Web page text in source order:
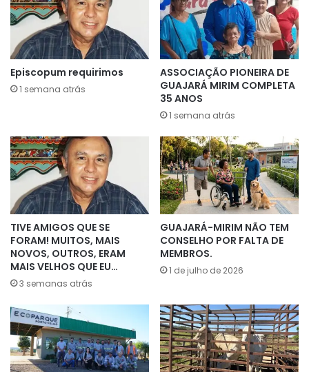
Episcopum requirimos
1 semana atrás
ASSOCIAÇÃO PIONEIRA DE
GUAJARÁ MIRIM COMPLETA
35 ANOS
1 semana atrás
TIVE AMIGOS QUE SE
FORAM! MUITOS, MAIS
NOVOS, OUTROS, ERAM
MAIS VELHOS QUE EU…
3 semanas atrás
GUAJARÁ-MIRIM NÃO TEM
CONSELHO POR FALTA DE
MEMBROS.
1 de julho de 2026